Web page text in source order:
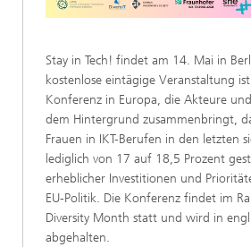
Stay in Tech! findet am 14. Mai in
kostenlose eintägige Veranstaltung
Konferenz in Europa, die Akteure
dem Hintergrund zusammenbringt,
Frauen in IKT-Berufen in den letzten
lediglich von 17 auf 18,5 Prozent
erheblicher Investitionen und
EU-Politik. Die Konferenz findet im
Diversity Month statt und wird in
abgehalten.